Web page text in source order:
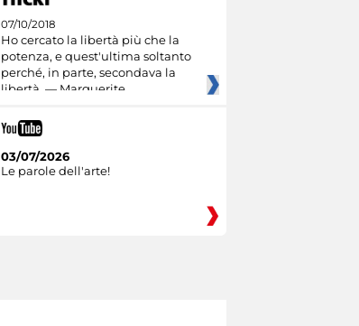
07/10/2018
Ho cercato la libertà più che la
potenza, e quest'ultima soltanto
perché, in parte, secondava la
libertà. — Marguerite
03/07/2026
Le parole dell'arte!